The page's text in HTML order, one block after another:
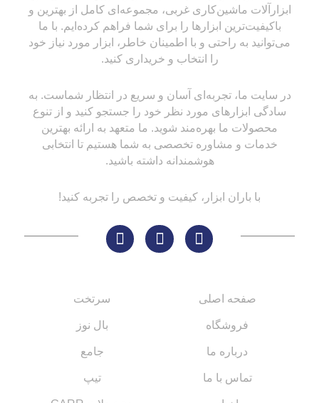
ابزارآلات ماشین‌کاری غربی، مجموعه‌ای کامل از بهترین و
باکیفیت‌ترین ابزارها را برای شما فراهم کرده‌ایم. با ما
می‌توانید به راحتی و با اطمینان خاطر، ابزار مورد نیاز خود
را انتخاب و خریداری کنید.
در سایت ما، تجربه‌ای آسان و سریع در انتظار شماست. به
سادگی ابزارهای مورد نظر خود را جستجو کنید و از تنوع
محصولات ما بهره‌مند شوید. ما متعهد به ارائه بهترین
خدمات و مشاوره تخصصی به شما هستیم تا انتخابی
هوشمندانه داشته باشید.
با باران ابزار، کیفیت و تخصص را تجربه کنید!
صفحه اصلی
فروشگاه
درباره ما
تماس با ما
سرتخت
بال نوز
جامع
تیپ